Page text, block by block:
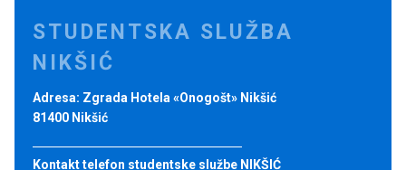
STUDENTSKA SLUŽBA
NIKŠIĆ
Adresa: Zgrada Hotela «Onogošt» Nikšić
81400 Nikšić
Kontakt telefon studentske službe NIKŠIĆ